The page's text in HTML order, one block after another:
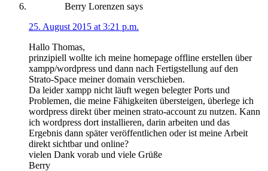
Berry Lorenzen says
25. August 2015 at 3:21 p.m.
Hallo Thomas,
prinzipiell wollte ich meine homepage offline erstellen über
xampp/wordpress und dann nach Fertigstellung auf den
Strato-Space meiner domain verschieben.
Da leider xampp nicht läuft wegen belegter Ports und
Problemen, die meine Fähigkeiten übersteigen, überlege ich
wordpress direkt über meinen strato-account zu nutzen. Kann
ich wordpress dort installieren, darin arbeiten und das
Ergebnis dann später veröffentlichen oder ist meine Arbeit
direkt sichtbar und online?
vielen Dank vorab und viele Grüße
Berry